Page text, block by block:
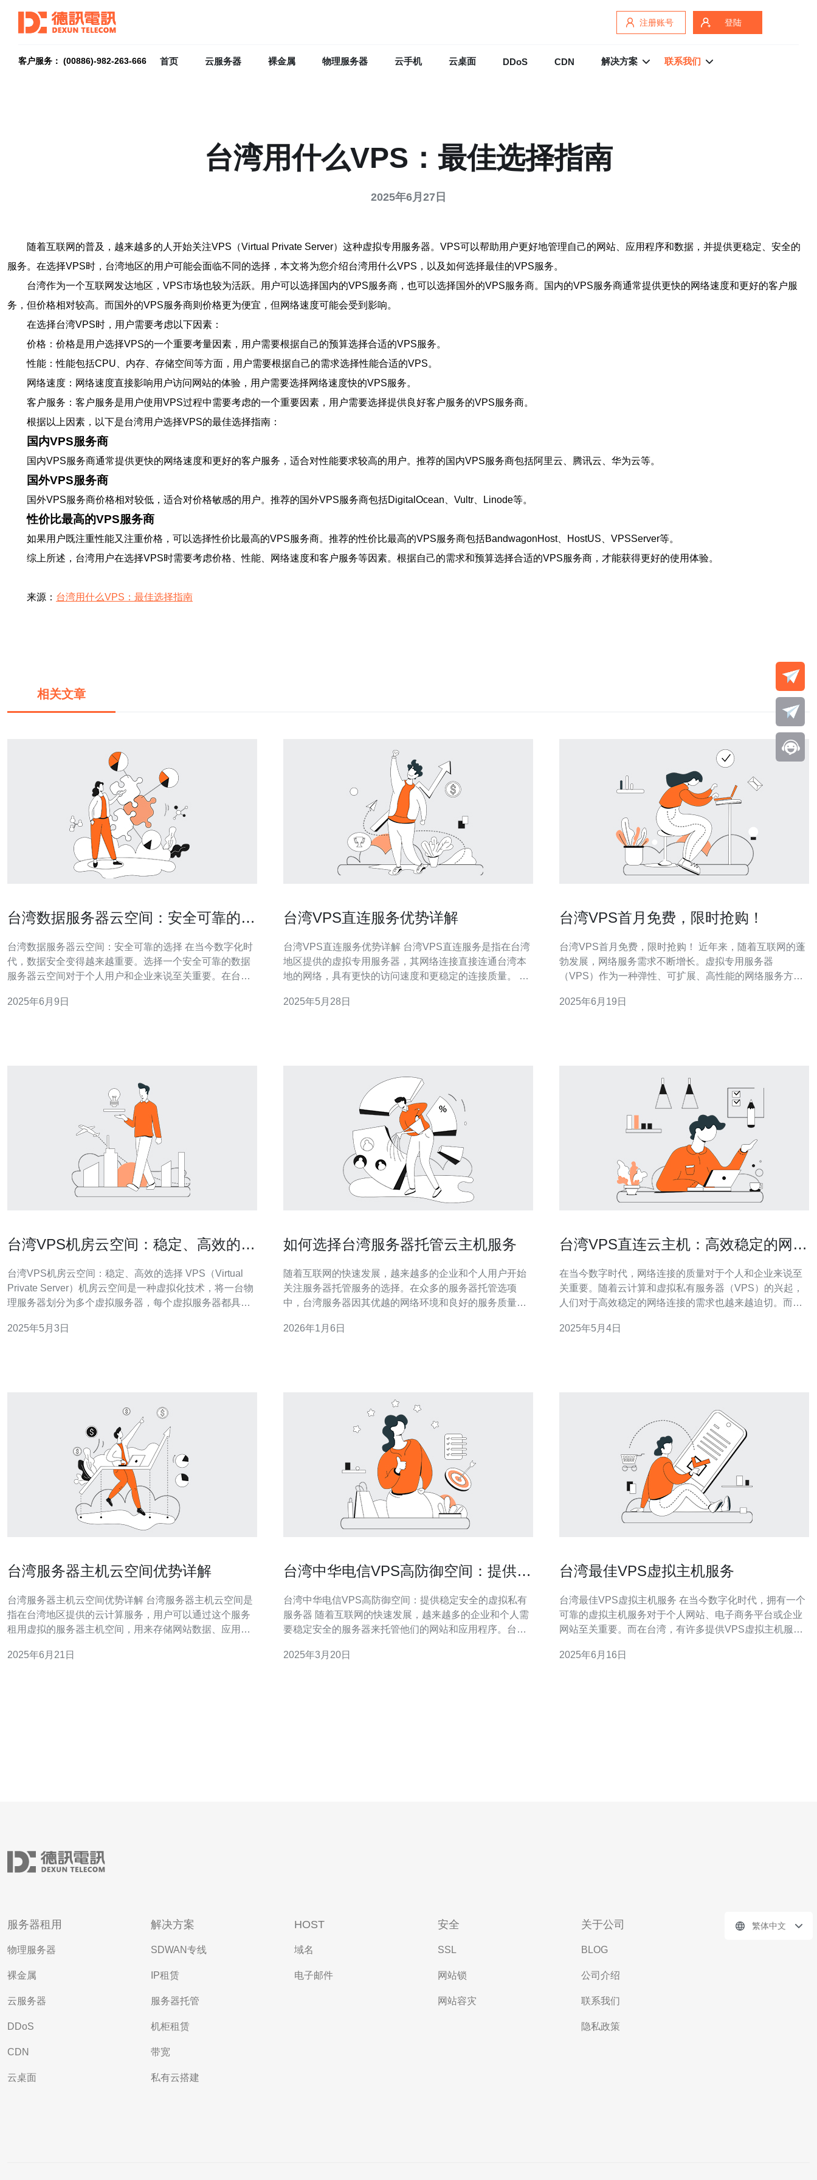
注册账号 登陆
客户服务： (00886)-982-263-666 首页 云服务器 裸金属 物理服务器 云手机 云桌面 DDoS CDN 解决方案 联系我们
台湾用什么VPS：最佳选择指南
2025年6月27日
随着互联网的普及，越来越多的人开始关注VPS（Virtual Private Server）这种虚拟专用服务器。VPS可以帮助用户更好地管理自己的网站、应用程序和数据，并提供更稳定、安全的
服务。在选择VPS时，台湾地区的用户可能会面临不同的选择，本文将为您介绍台湾用什么VPS，以及如何选择最佳的VPS服务。
台湾作为一个互联网发达地区，VPS市场也较为活跃。用户可以选择国内的VPS服务商，也可以选择国外的VPS服务商。国内的VPS服务商通常提供更快的网络速度和更好的客户服
务，但价格相对较高。而国外的VPS服务商则价格更为便宜，但网络速度可能会受到影响。
在选择台湾VPS时，用户需要考虑以下因素：
价格：价格是用户选择VPS的一个重要考量因素，用户需要根据自己的预算选择合适的VPS服务。
性能：性能包括CPU、内存、存储空间等方面，用户需要根据自己的需求选择性能合适的VPS。
网络速度：网络速度直接影响用户访问网站的体验，用户需要选择网络速度快的VPS服务。
客户服务：客户服务是用户使用VPS过程中需要考虑的一个重要因素，用户需要选择提供良好客户服务的VPS服务商。
根据以上因素，以下是台湾用户选择VPS的最佳选择指南：
国内VPS服务商
国内VPS服务商通常提供更快的网络速度和更好的客户服务，适合对性能要求较高的用户。推荐的国内VPS服务商包括阿里云、腾讯云、华为云等。
国外VPS服务商
国外VPS服务商价格相对较低，适合对价格敏感的用户。推荐的国外VPS服务商包括DigitalOcean、Vultr、Linode等。
性价比最高的VPS服务商
如果用户既注重性能又注重价格，可以选择性价比最高的VPS服务商。推荐的性价比最高的VPS服务商包括BandwagonHost、HostUS、VPSServer等。
综上所述，台湾用户在选择VPS时需要考虑价格、性能、网络速度和客户服务等因素。根据自己的需求和预算选择合适的VPS服务商，才能获得更好的使用体验。
来源： 台湾用什么VPS：最佳选择指南
相关文章
台湾数据服务器云空间：安全可靠的选
台湾数据服务器云空间：安全可靠的选择 在当今数字化时
代，数据安全变得越来越重要。选择一个安全可靠的数据
服务器云空间对于个人用户和企业来说至关重要。在台
提供安全保障。 台湾的数据服务器云空间提供了高度安全
2025年6月9日
台湾VPS直连服务优势详解
台湾VPS直连服务优势详解 台湾VPS直连服务是指在台湾
地区提供的虚拟专用服务器，其网络连接直接连通台湾本
地的网络，具有更快的访问速度和更稳定的连接质量。 1.
速度，因为数据传输不需要经过中转站点，直接连接台湾
2025年5月28日
台湾VPS首月免费，限时抢购！
台湾VPS首月免费，限时抢购！ 近年来，随着互联网的蓬
勃发展，网络服务需求不断增长。虚拟专用服务器
（VPS）作为一种弹性、可扩展、高性能的网络服务方
的限时抢购活动即将开启，让您在节省成本的同时，享受
2025年6月19日
台湾VPS机房云空间：稳定、高效的选
台湾VPS机房云空间：稳定、高效的选择 VPS（Virtual
Private Server）机房云空间是一种虚拟化技术，将一台物
理服务器划分为多个虚拟服务器，每个虚拟服务器都具有
的服务器环境，可用于托管网站、应用程序和存储数据
2025年5月3日
如何选择台湾服务器托管云主机服务
随着互联网的快速发展，越来越多的企业和个人用户开始
关注服务器托管服务的选择。在众多的服务器托管选项
中，台湾服务器因其优越的网络环境和良好的服务质量而
托管云主机服务，帮助您做出明智的决策。 首先，我们需
2026年1月6日
台湾VPS直连云主机：高效稳定的网络
在当今数字时代，网络连接的质量对于个人和企业来说至
关重要。随着云计算和虚拟私有服务器（VPS）的兴起，
人们对于高效稳定的网络连接的需求也越来越迫切。而台
连云主机是一种基于云计算技术的虚拟服务器，它通过直
2025年5月4日
台湾服务器主机云空间优势详解
台湾服务器主机云空间优势详解 台湾服务器主机云空间是
指在台湾地区提供的云计算服务，用户可以通过这个服务
租用虚拟的服务器主机空间，用来存储网站数据、应用程
陆相邻，网络连接速度快，适合面向亚洲地区的网站。 2.
2025年6月21日
台湾中华电信VPS高防御空间：提供稳
台湾中华电信VPS高防御空间：提供稳定安全的虚拟私有
服务器 随着互联网的快速发展，越来越多的企业和个人需
要稳定安全的服务器来托管他们的网站和应用程序。台湾
服务器（VPS）服务的解决方案。本文将介绍该服务的特
2025年3月20日
台湾最佳VPS虚拟主机服务
台湾最佳VPS虚拟主机服务 在当今数字化时代，拥有一个
可靠的虚拟主机服务对于个人网站、电子商务平台或企业
网站至关重要。而在台湾，有许多提供VPS虚拟主机服务
VPS虚拟主机服务，帮助您找到适合自己的虚拟主机服
2025年6月16日
服务器租用
物理服务器
裸金属
云服务器
DDoS
CDN
云桌面
解决方案
SDWAN专线
IP租赁
服务器托管
机柜租赁
带宽
私有云搭建
HOST
域名
电子邮件
安全
SSL
网站锁
网站容灾
关于公司
BLOG
公司介绍
联系我们
隐私政策
繁体中文